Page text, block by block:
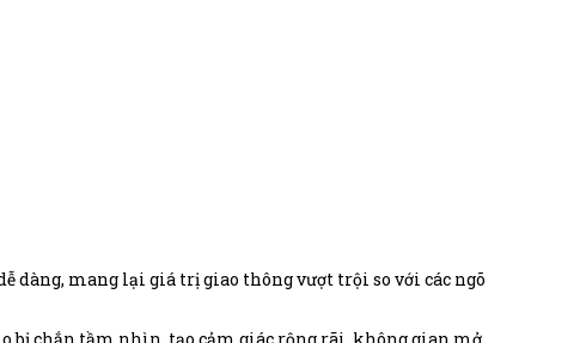
dàng, mang lại giá trị giao thông vượt trội so với các ngõ
bị chắn tầm nhìn, tạo cảm giác rộng rãi, không gian mở